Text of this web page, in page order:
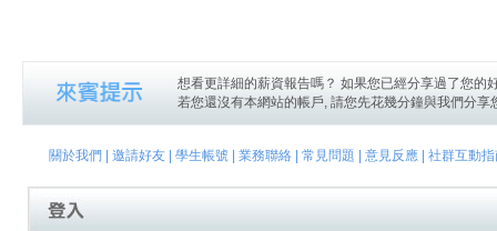
想看更詳細的薪資報告嗎？ 如果您已經分享過了您的
若您還沒有本網站的帳戶, 請您先花幾分鐘與我們分
關於我們 邀請好友| 學生帳號| 業務聯絡| 常見問題 意見反應| 社群互動指